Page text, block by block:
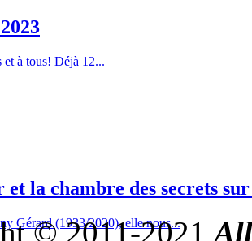
et à tous! Déjà 12...
la chambre des secrets
Gérard (1933/2020), elle nous...
© 2011-2021